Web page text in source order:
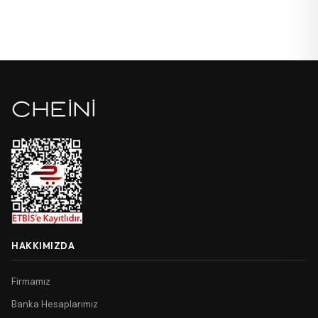
HAKKIMIZDA
Firmamız
Banka Hesaplarımız